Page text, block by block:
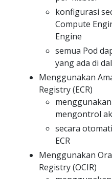
konfigurasi
Compute
Engine
semua Pod
yang ada di
Menggunakan
Registry (ECR)
mengontrol
secara
ECR
Menggunakan
Registry (OCIR)